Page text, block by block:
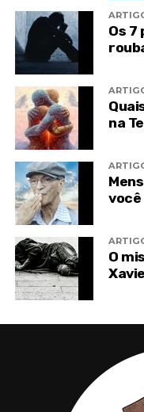
Share
TÓPICOS
CHICO XAVIER
ESPÍRITOS
Os
na
você
O